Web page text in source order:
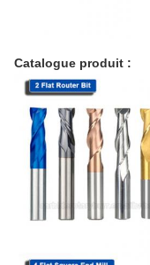
Catalogue produit :